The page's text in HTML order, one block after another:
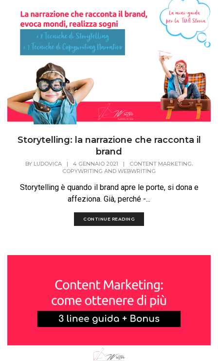
Storytelling: la narrazione che racconta il
brand
BY LUDOVICA | 4 GENNAIO 2021 | CONTENT MARKETING,
COPYWRITING AND WEBWRITING
Storytelling è quando il brand apre le porte, si dona e
affeziona. Già, perché -...
CONTINUE READING